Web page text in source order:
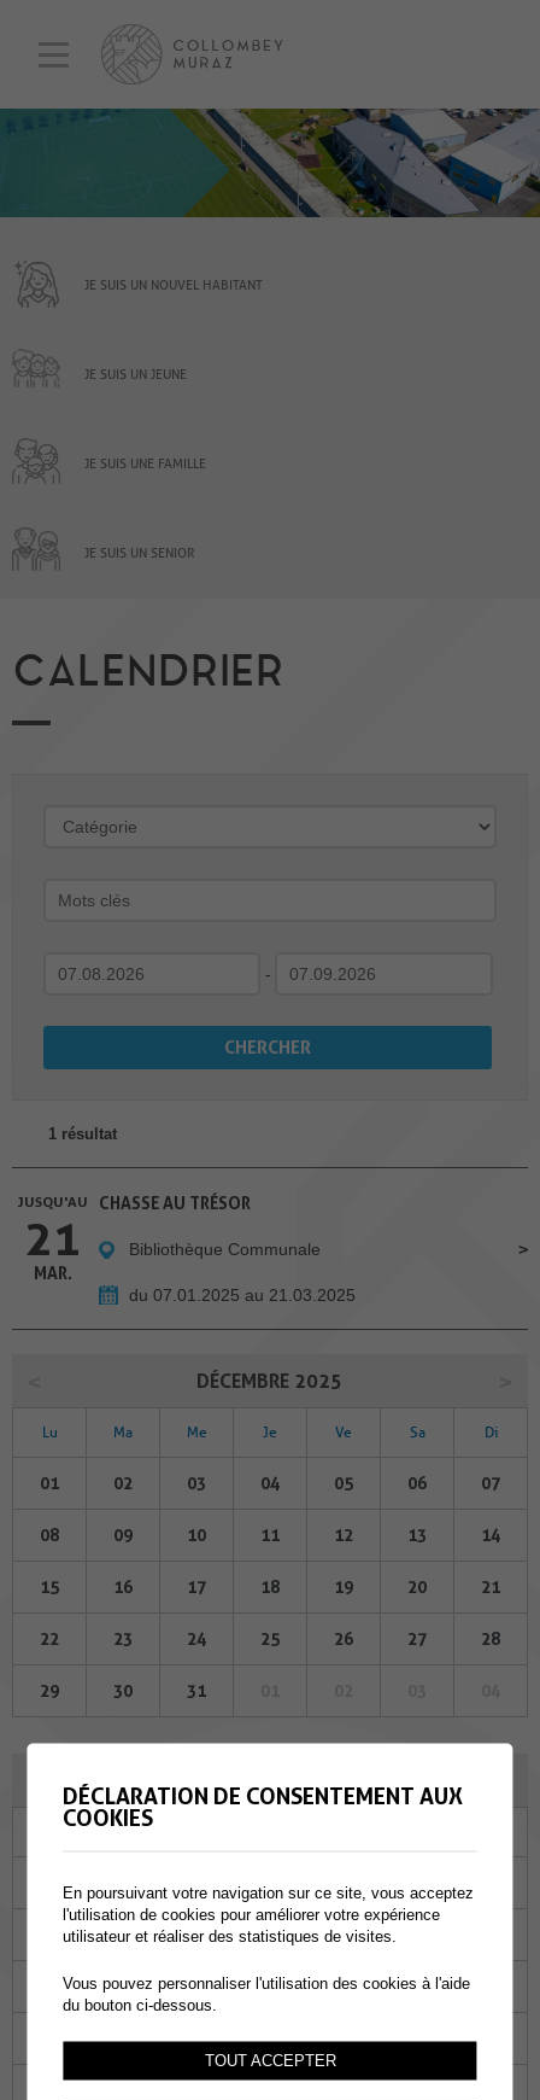
JE SUIS UN NOUVEL HABITANT
JE SUIS UN JEUNE
JE SUIS UNE FAMILLE
JE SUIS UN SENIOR
CALENDRIER
-
1 résultat
JUSQU'AU
21
MAR.
CHASSE AU TRÉSOR
Bibliothèque Communale
du 07.01.2025 au 21.03.2025
DÉCEMBRE 2025
Lu Ma Me Je Ve Sa Di
01 02 03 04 05 06 07
08 09 10 11 12 13 14
15 16 17 18 19 20 21
22 23 24 25 26 27 28
29 30 31
Ma
01 02
06 07 08 09
13 14 15 16 17
20 21 22 23 24
DÉCLARATION DE CONSENTEMENT AUX
COOKIES
En poursuivant votre navigation sur ce site, vous acceptez
l'utilisation de cookies pour améliorer votre expérience
utilisateur et réaliser des statistiques de visites.
Vous pouvez personnaliser l'utilisation des cookies à l'aide
du bouton ci-dessous.
TOUT ACCEPTER